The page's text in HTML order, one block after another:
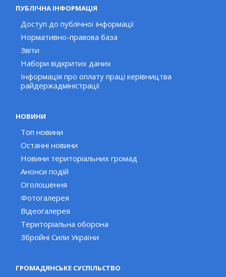
ПУБЛІЧНА ІНФОРМАЦІЯ
Доступ до публічної інформації
Нормативно-правова база
Звіти
Набори відкритих даних
Інформація про оплату праці керівництва
райдержадміністрації
НОВИНИ
Топ новини
Останні новини
Новини територіальних громад
Анонси подій
Оголошення
Фотогалерея
Відеогалерея
Територіальна оборона
Збройні Сили України
ГРОМАДЯНСЬКЕ СУСПІЛЬСТВО